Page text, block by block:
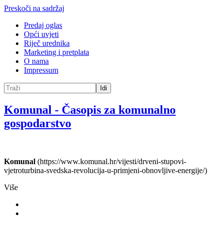
Preskoči na sadržaj
Predaj oglas
Opći uvjeti
Riječ urednika
Marketing i pretplata
O nama
Impressum
Idi
Komunal - Časopis za komunalno
gospodarstvo
Komunal (https://www.komunal.hr/vijesti/drveni-stupovi-
vjetroturbina-svedska-revolucija-u-primjeni-obnovljive-energije/)
Više